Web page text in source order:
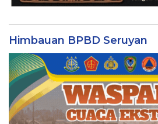
Himbauan BPBD Seruyan